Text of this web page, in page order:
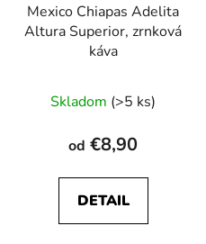
Mexico Chiapas Adelita
Altura Superior, zrnková
káva
hodnotenie
produktu
je
4,9
z
Skladom (>5 ks)
od €8,90
DETAIL